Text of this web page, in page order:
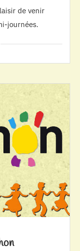
de venir
journées.